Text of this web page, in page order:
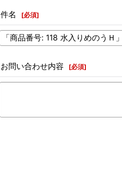
件名 [必須]
お問い合わせ内容 [必須]